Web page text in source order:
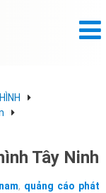
Tây Ninh
, quảng cáo phát